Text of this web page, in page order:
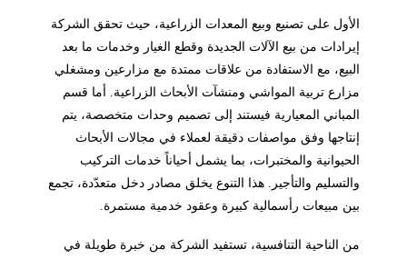
الأول على تصنيع وبيع المعدات الزراعية، حيث تحقق الشركة
إيرادات من بيع الآلات الجديدة وقطع الغيار وخدمات ما بعد
البيع، مع الاستفادة من علاقات ممتدة مع مزارعين ومشغلي
مزارع تربية المواشي ومنشآت الأبحاث الزراعية. أما قسم
المباني المعيارية فيستند إلى تصميم وحدات متخصصة، يتم
إنتاجها وفق مواصفات دقيقة لعملاء في مجالات الأبحاث
الحيوانية والمختبرات، بما يشمل أحياناً خدمات التركيب
والتسليم والتأجير. هذا التنوع يخلق مصادر دخل متعدّدة، تجمع
بين مبيعات رأسمالية كبيرة وعقود خدمية مستمرة.
من الناحية التنافسية، تستفيد الشركة من خبرة طويلة في